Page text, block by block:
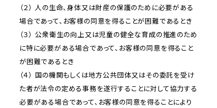
（２） 人の生命、身体又は財産の保護のために必要がある
場合であって、お客様の同意を得ることが困難であるとき
（３） 公衆衛生の向上又は児童の健全な育成の推進のため
に特に必要がある場合であって、お客様の同意を得ること
が困難であるとき
（４） 国の機関もしくは地方公共団体又はその委託を受け
た者が法令の定める事務を遂行することに対して協力する
必要がある場合であって、お客様の同意を得ることにより